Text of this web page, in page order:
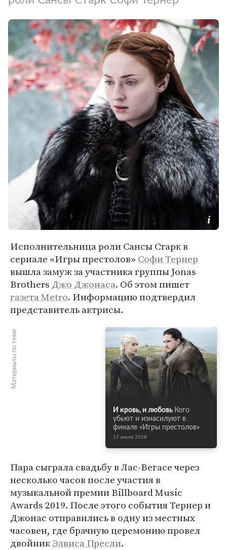
Исполнительница роли Сансы Старк в
сериале «Игры престолов» Софи Тернер
вышла замуж за участника группы Jonas
Brothers Джо Джонаса. Об этом пишет
газета Metro. Информацию подтвердил
представитель актрисы.
Материалы по теме
И кровь, и любовь Кого
убьют и изнасилуют в
финале «Игры престолов»
17 июля 2018
Пара сыграла свадьбу в Лас-Вегасе через
несколько часов после участия в
музыкальной премии Billboard Music
Awards 2019. После этого события Тернер и
Джонас отправились в одну из местных
часовен, где брачную церемонию провел
двойникЭлвиса Пресли.